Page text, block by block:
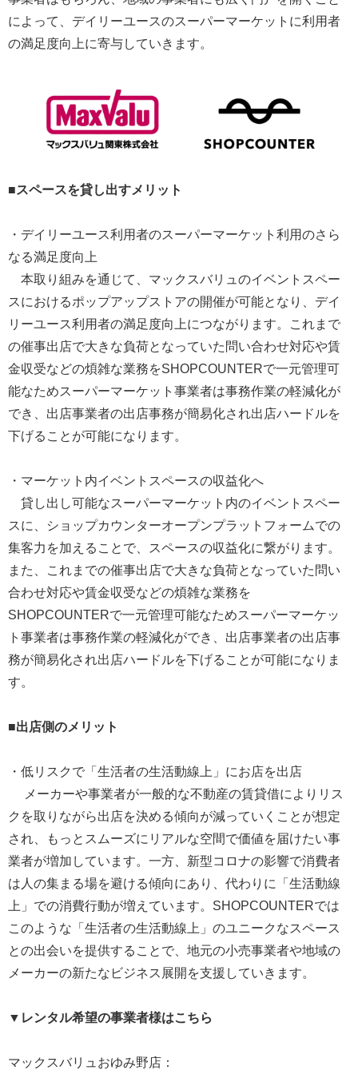
によって、デイリーユースのスーパーマーケットに利用者
の満足度向上に寄与していきます。
■スペースを貸し出すメリット
・デイリーユース利用者のスーパーマーケット利用のさら
なる満足度向上
本取り組みを通じて、マックスバリュのイベントスペー
スにおけるポップアップストアの開催が可能となり、デイ
リーユース利用者の満足度向上につながります。これまで
の催事出店で大きな負荷となっていた問い合わせ対応や賃
金収受などの煩雑な業務をSHOPCOUNTERで一元管理可
能なためスーパーマーケット事業者は事務作業の軽減化が
でき、出店事業者の出店事務が簡易化され出店ハードルを
下げることが可能になります。
・マーケット内イベントスペースの収益化へ
貸し出し可能なスーパーマーケット内のイベントスペー
スに、ショップカウンターオープンプラットフォームでの
集客力を加えることで、スペースの収益化に繋がります。
また、これまでの催事出店で大きな負荷となっていた問い
合わせ対応や賃金収受などの煩雑な業務を
SHOPCOUNTERで一元管理可能なためスーパーマーケッ
ト事業者は事務作業の軽減化ができ、出店事業者の出店事
務が簡易化され出店ハードルを下げることが可能になりま
す。
■出店側のメリット
・低リスクで「生活者の生活動線上」にお店を出店
メーカーや事業者が一般的な不動産の賃貸借によりリス
クを取りながら出店を決める傾向が減っていくことが想定
され、もっとスムーズにリアルな空間で価値を届けたい事
業者が増加しています。一方、新型コロナの影響で消費者
は人の集まる場を避ける傾向にあり、代わりに「生活動線
上」での消費行動が増えています。SHOPCOUNTERでは
このような「生活者の生活動線上」のユニークなスペース
との出会いを提供することで、地元の小売事業者や地域の
メーカーの新たなビジネス展開を支援していきます。
▼レンタル希望の事業者様はこちら
マックスバリュおゆみ野店：